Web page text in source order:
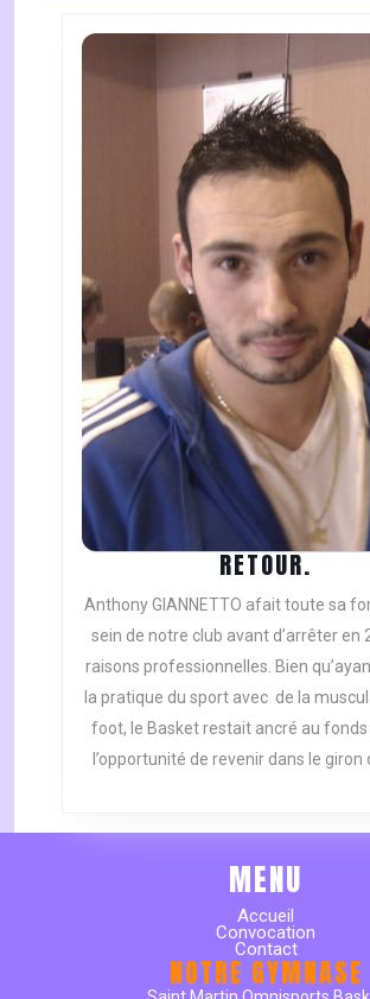
RETOUR.
Anthony GIANNETTO afait toute sa
sein de notre club avant d’arrêter en
raisons professionnelles. Bien
la pratique du sport avec de la
foot, le Basket restait ancré au fonds
l’opportunité de revenir dans le giron
MENU
Accueil
Convocation
Contact
NOTRE GYMNASE